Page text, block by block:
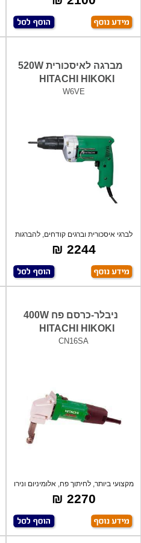
מברגה לאיסכורית 520W
HITACHI HIKOKI
W6VE
לברגי איסכורית וברגים קודחים, להברגות
מ
2244 ₪
ניבלר-כרסם פח 400W
HITACHI HIKOKI
CN16SA
מקצועי ביותר, לחיתוך פח, אלומיניום ונירו
2270 ₪